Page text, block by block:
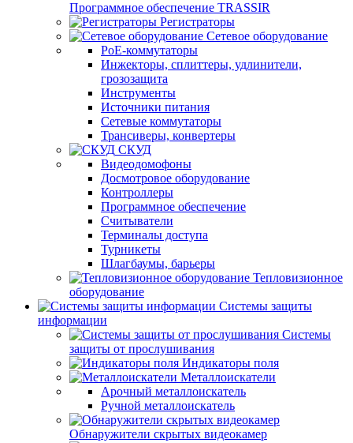
Программное обеспечение TRASSIR
Регистраторы
Сетевое оборудование
PoE-коммутаторы
Инжекторы, сплиттеры, удлинители,
грозозащита
Инструменты
Источники питания
Сетевые коммутаторы
Трансиверы, конвертеры
СКУД
Видеодомофоны
Досмотровое оборудование
Контроллеры
Программное обеспечение
Считыватели
Терминалы доступа
Турникеты
Шлагбаумы, барьеры
Тепловизионное
оборудование
Системы защиты
информации
Системы
защиты от прослушивания
Индикаторы поля
Металлоискатели
Арочный металлоискатель
Ручной металлоискатель
Обнаружители скрытых видеокамер